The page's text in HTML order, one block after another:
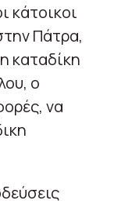
κάτοικοι
Πάτρα,
καταδίκη
ο
να